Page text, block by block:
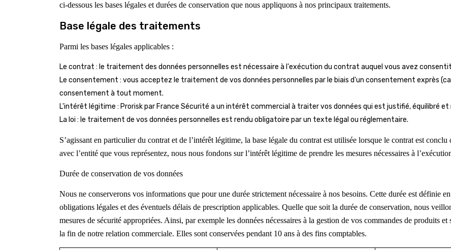
ci-dessous les bases légales et durées de conservation que nous appliquons à nos principaux traitements.
Base légale des traitements
Parmi les bases légales applicables :
Le contrat : le traitement des données personnelles est nécessaire à l'exécution du contrat auquel vous avez
Le consentement : vous acceptez le traitement de vos données personnelles par le biais d'un consentement exprès
consentement à tout moment.
L'intérêt légitime : Prorisk par France Sécurité a un intérêt commercial à traiter vos données qui est justifié, équilibré
La loi : le traitement de vos données personnelles est rendu obligatoire par un texte légal ou réglementaire.
S’agissant en particulier du contrat et de l’intérêt légitime, la base légale du contrat est utilisée lorsque le contrat est
avec l’entité que vous représentez, nous nous fondons sur l’intérêt légitime de prendre les mesures nécessaires à
Durée de conservation de vos données
Nous ne conserverons vos informations que pour une durée strictement nécessaire à nos besoins. Cette durée est définie
obligations légales et des éventuels délais de prescription applicables. Quelle que soit la durée de conservation, nous
mesures de sécurité appropriées. Ainsi, par exemple les données nécessaires à la gestion de vos commandes de produits
la fin de notre relation commerciale. Elles sont conservées pendant 10 ans à des fins comptables.